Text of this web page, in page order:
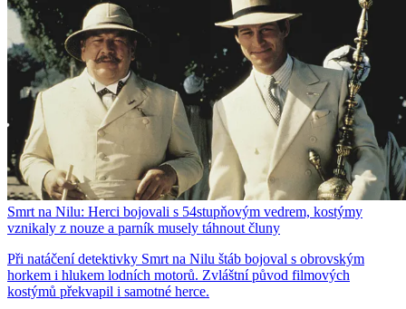
Smrt na Nilu: Herci bojovali s 54stupňovým vedrem, kostýmy
vznikaly z nouze a parník musely táhnout čluny
Při natáčení detektivky Smrt na Nilu štáb bojoval s obrovským
horkem i hlukem lodních motorů. Zvláštní původ filmových
kostýmů překvapil i samotné herce.